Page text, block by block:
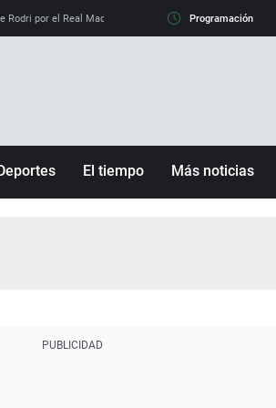
Rodri por el Real Madrid y su 'sí' al Barça La llamada
Programación
El tiempo Más noticias